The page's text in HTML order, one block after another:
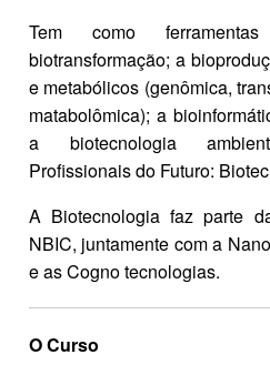
Tem como
biotransformação; a
e metabólicos (genômica,
matabolômica); a
a biotecnologia
Profissionais do Futuro:
A Biotecnologia faz parte
NBIC, juntamente com a
e as Cogno tecnologias.
O Curso